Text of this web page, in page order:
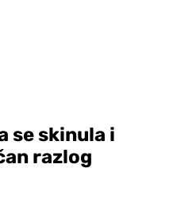
se skinula i
razlog